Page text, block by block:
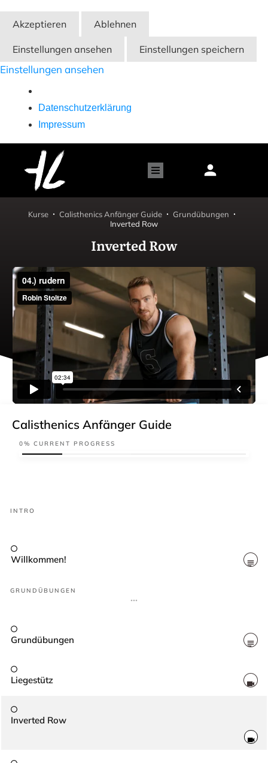
Akzeptieren Ablehnen
Einstellungen ansehen Einstellungen speichern
Einstellungen ansehen
Datenschutzerklärung
Impressum
Kurse Calisthenics Anfänger Guide
Grundübungen
Inverted Row
Inverted Row
Calisthenics Anfänger Guide
0% CURRENT PROGRESS
INTRO
Willkommen!
GRUNDÜBUNGEN
Grundübungen
Liegestütz
Inverted Row